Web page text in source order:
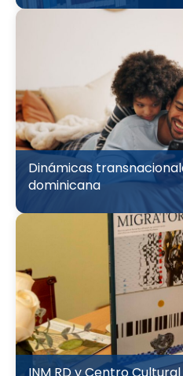
Dinámicas
dominicana